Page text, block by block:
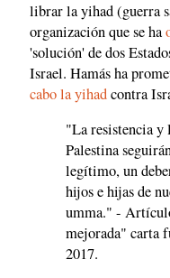
librar la yihad (guerra
organización que se ha
'solución' de dos
Israel. Hamás ha
cabola yihadcontra
"La resistencia
Palestina
legítimo, un
hijos e hijas de
umma." -
mejorada" carta
2017.